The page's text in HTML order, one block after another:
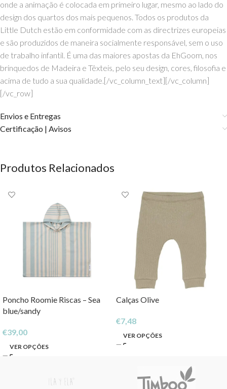
onde a animação é colocada em primeiro lugar, mesmo ao lado do
design dos quartos dos mais pequenos. Todos os produtos da
Little Dutch estão em conformidade com as directrizes europeias
e são produzidos de maneira socialmente responsável, sem o uso
de trabalho infantil. É uma das maiores apostas da EhGoom, nos
brinquedos de Madeira e Têxteis, pelo seu design, cores, filosofia e
acima de tudo a sua qualidade.[/vc_column_text][/vc_column]
[/vc_row]
Envios e Entregas
Certificação | Avisos
Produtos Relacionados
Poncho Roomie Riscas – Sea
blue/sandy
€39,00
VER OPÇÕES
Calças Olive
€7,48
VER OPÇÕES